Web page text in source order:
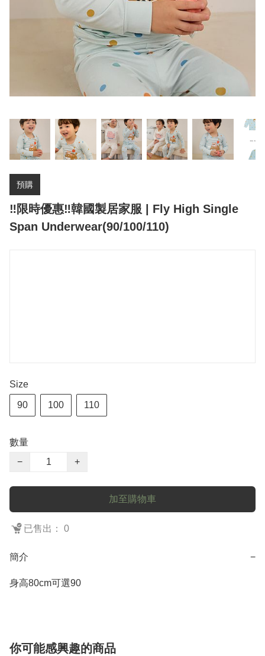
預購
‼️限時優惠‼️韓國製居家服 | Fly High Single
Span Underwear(90/100/110)
Size
90 100 110
數量
−
+
加至購物車
已售出： 0
簡介 −
身高80cm可選90
你可能感興趣的商品